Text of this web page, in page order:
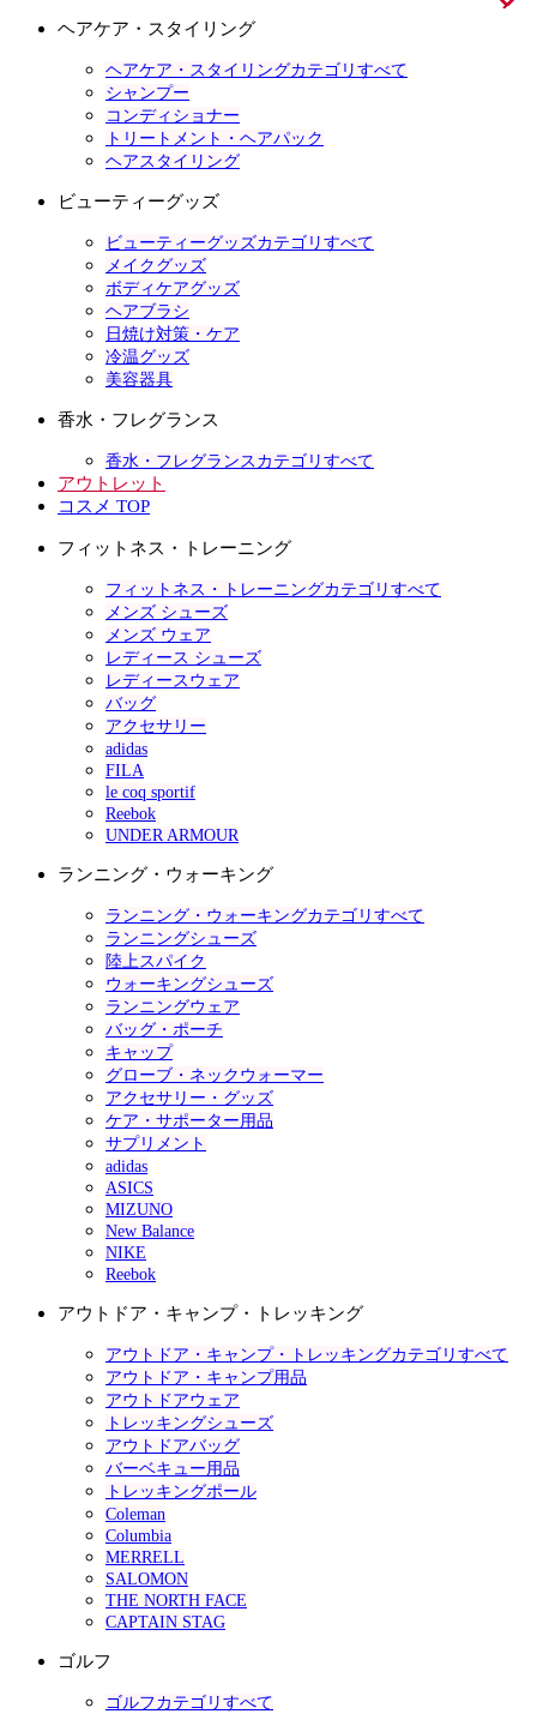
ヘアケア・スタイリング
ヘアケア・スタイリングカテゴリすべて
シャンプー
コンディショナー
トリートメント・ヘアパック
ヘアスタイリング
ビューティーグッズ
ビューティーグッズカテゴリすべて
メイクグッズ
ボディケアグッズ
ヘアブラシ
日焼け対策・ケア
冷温グッズ
美容器具
香水・フレグランス
香水・フレグランスカテゴリすべて
アウトレット
コスメ TOP
フィットネス・トレーニング
フィットネス・トレーニングカテゴリすべて
メンズ シューズ
メンズ ウェア
レディース シューズ
レディースウェア
バッグ
アクセサリー
adidas
FILA
le coq sportif
Reebok
UNDER ARMOUR
ランニング・ウォーキング
ランニング・ウォーキングカテゴリすべて
ランニングシューズ
陸上スパイク
ウォーキングシューズ
ランニングウェア
バッグ・ポーチ
キャップ
グローブ・ネックウォーマー
アクセサリー・グッズ
ケア・サポーター用品
サプリメント
adidas
ASICS
MIZUNO
New Balance
NIKE
Reebok
アウトドア・キャンプ・トレッキング
アウトドア・キャンプ・トレッキングカテゴリすべて
アウトドア・キャンプ用品
アウトドアウェア
トレッキングシューズ
アウトドアバッグ
バーベキュー用品
トレッキングポール
Coleman
Columbia
MERRELL
SALOMON
THE NORTH FACE
CAPTAIN STAG
ゴルフ
ゴルフカテゴリすべて